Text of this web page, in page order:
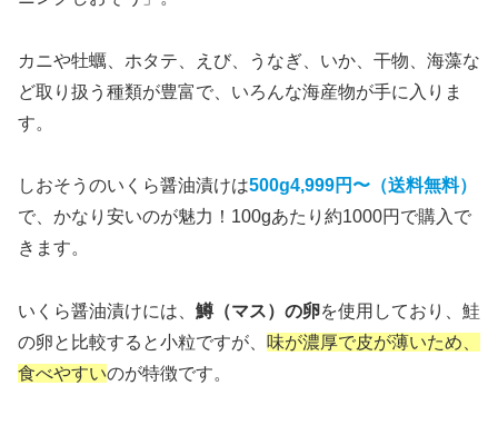
カニや牡蠣、ホタテ、えび、うなぎ、いか、干物、海藻な
ど取り扱う種類が豊富で、いろんな海産物が手に入りま
す。
しおそうのいくら醤油漬けは500g4,999円〜（送料無料）
で、かなり安いのが魅力！100gあたり約1000円で購入で
きます。
いくら醤油漬けには、 鱒（マス）の卵を使用しており、鮭
の卵と比較すると小粒ですが、 味が濃厚で皮が薄いため、
食べやすいのが特徴です。